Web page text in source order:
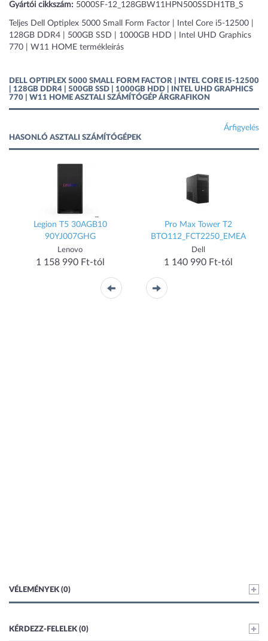
Gyártói cikkszám: 5000SF-12_128GBW11HPN500SSDH1TB_S
Teljes Dell Optiplex 5000 Small Form Factor | Intel Core i5-12500 |
128GB DDR4 | 500GB SSD | 1000GB HDD | Intel UHD Graphics
770 | W11 HOME termékleírás
DELL OPTIPLEX 5000 SMALL FORM FACTOR | INTEL CORE I5-12500
| 128GB DDR4 | 500GB SSD | 1000GB HDD | INTEL UHD GRAPHICS
770 | W11 HOME ASZTALI SZÁMÍTÓGÉP ÁRGRAFIKON
Árfigyelés
HASONLÓ ASZTALI SZÁMÍTÓGÉPEK
Legion T5 30AGB10
90YJ007GHG
Lenovo
1 158 990 Ft-tól
Pro Max Tower T2
BTO112_FCT2250_EMEA
Dell
1 140 990 Ft-tól
VÉLEMÉNYEK (0)
KÉRDEZZ-FELELEK (0)